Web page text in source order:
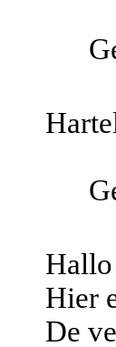
Hier
De